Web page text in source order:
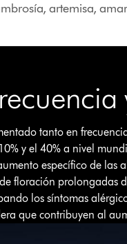
artemisa,
tanto en
y el 40% a nivel
específico de
floración
los síntomas
que contribuyen al